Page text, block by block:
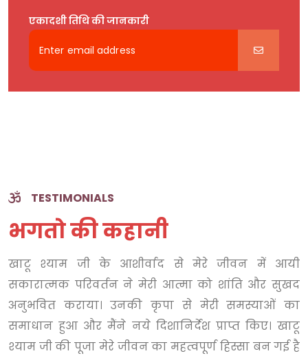
एकादशी तिथि की जानकारी
TESTIMONIALS
भगतो की कहानी
खाटू श्याम जी के आशीर्वाद से मेरे जीवन में आयी
सकारात्मक परिवर्तन ने मेरी आत्मा को शांति और सुखद
अनुभवित कराया। उनकी कृपा से मेरी समस्याओं का
समाधान हुआ और मैंने नये दिशानिर्देश प्राप्त किए। खाटू
श्याम जी की पूजा मेरे जीवन का महत्वपूर्ण हिस्सा बन गई है